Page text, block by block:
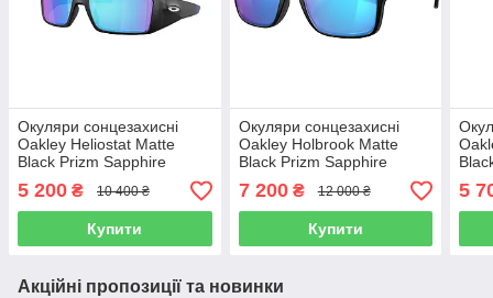
Окуляри сонцезахисні
Oakley Heliostat Matte
Black Prizm Sapphire
Polarized OO9231-2361
5 200 ₴ 10 400 ₴
Купити
Окуляри сонцезахисні
Oakley Holbrook Matte
Black Prizm Sapphire
Polarized OO9102
7 200₴ 12 000 ₴
Купити
5
Акційні пропозиції та новинки